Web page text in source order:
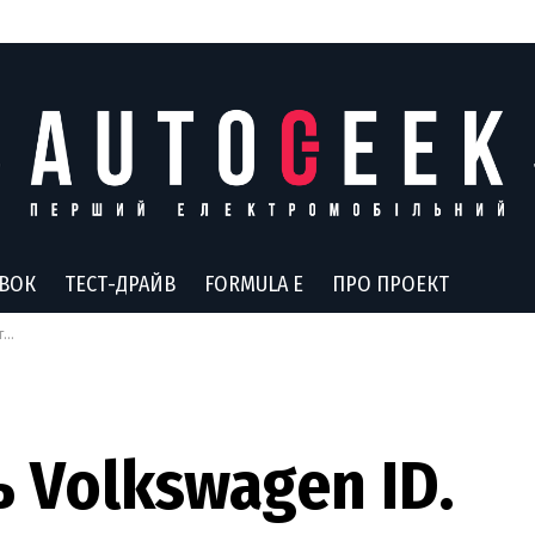
ТЕСТ-ДРАЙВ FORMULA E ПРО ПРОЕКТ
Volkswagen ID.